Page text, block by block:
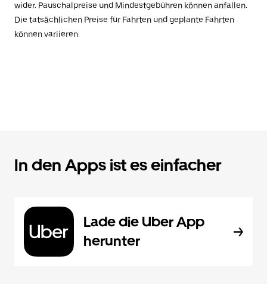
wider. Pauschalpreise und Mindestgebühren können anfallen.
Die tatsächlichen Preise für Fahrten und geplante Fahrten
können variieren.
In den Apps ist es einfacher
Lade die Uber App
herunter